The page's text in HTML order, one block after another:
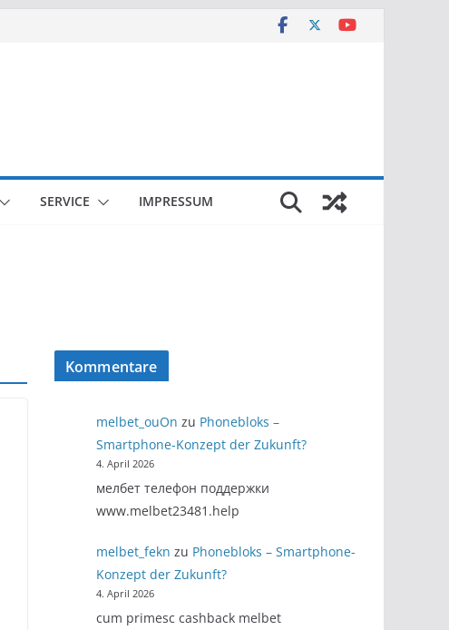
SERVICE IMPRESSUM
Kommentare
melbet_ouOn zu Phonebloks –
Smartphone-Konzept der Zukunft?
4. April 2026
мелбет телефон поддержки
www.melbet23481.help
melbet_fekn zu Phonebloks – Smartphone-
Konzept der Zukunft?
4. April 2026
cum primesc cashback melbet